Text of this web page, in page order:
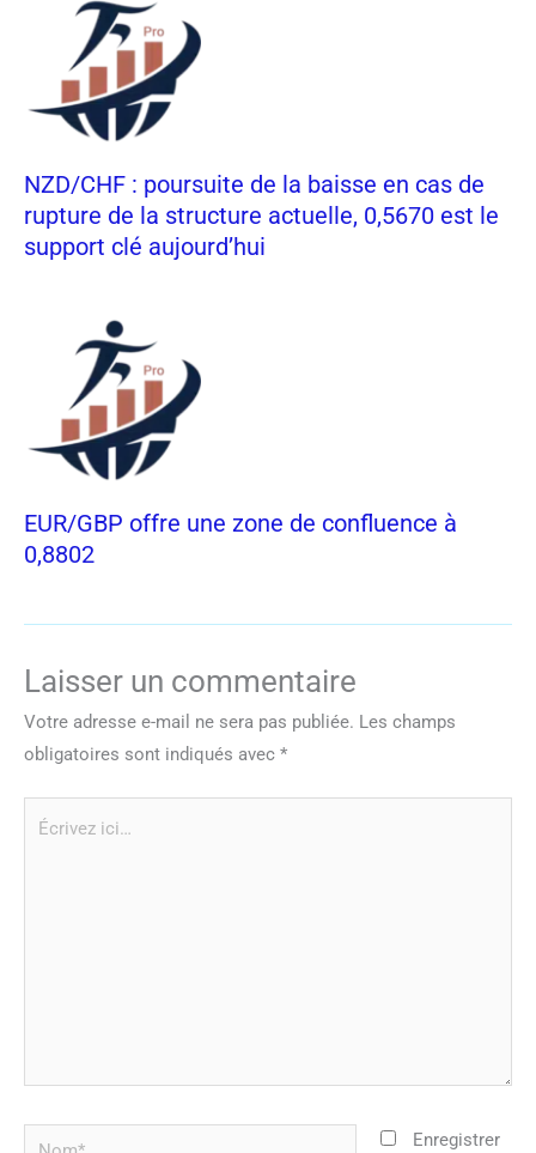
NZD/CHF : poursuite de la baisse en cas de
rupture de la structure actuelle, 0,5670 est le
support clé aujourd’hui
EUR/GBP offre une zone de confluence à
0,8802
Laisser un commentaire
Votre adresse e-mail ne sera pas publiée. Les champs
obligatoires sont indiqués avec *
Nom*
Enregistrer